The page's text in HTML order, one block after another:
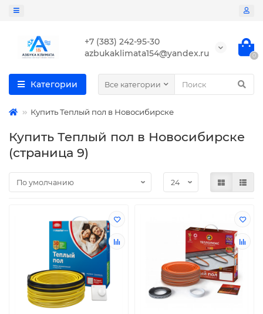
+7 (383) 242-95-30
azbukaklimata154@yandex.ru
0
Категории Все категории
Купить Теплый пол в Новосибирске
Купить Теплый пол в Новосибирске
(страница 9)